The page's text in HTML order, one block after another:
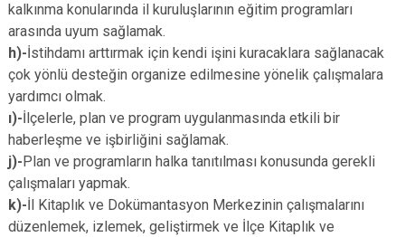
kalkınma konularında il kuruluşlarının eğitim programları
arasında uyum sağlamak.
h)-İstihdamı arttırmak için kendi işini kuracaklara sağlanacak
çok yönlü desteğin organize edilmesine yönelik çalışmalara
yardımcı olmak.
ı)-İlçelerle, plan ve program uygulanmasında etkili bir
haberleşme ve işbirliğini sağlamak.
j)-Plan ve programların halka tanıtılması konusunda gerekli
çalışmaları yapmak.
k)-İl Kitaplık ve Dokümantasyon Merkezinin çalışmalarını
düzenlemek, izlemek, geliştirmek ve İlçe Kitaplık ve